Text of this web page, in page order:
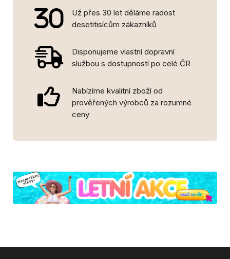
Už přes 30 let děláme radost
desetitisícům zákazníků
Disponujeme vlastní dopravní
službou s dostupností po celé ČR
Nabízíme kvalitní zboží od
prověřených výrobců za rozumné
ceny